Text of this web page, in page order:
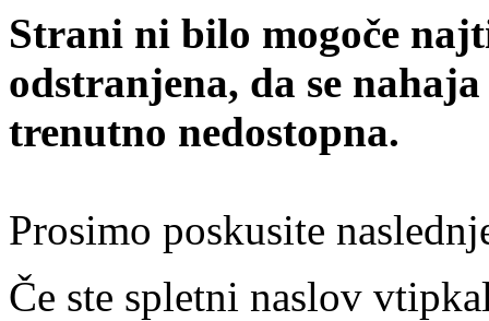
Strani ni bilo mogoče
odstranjena, da se
trenutno nedostopna.
Prosimo poskusite
Če ste spletni naslov